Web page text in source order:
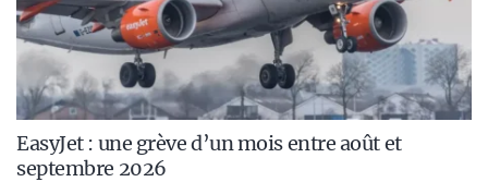
EasyJet : une grève d’un mois entre août et
septembre 2026